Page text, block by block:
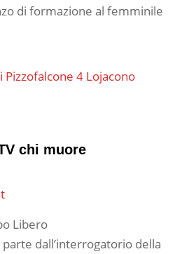
di formazione al femminile
Pizzofalcone 4 Lojacono
chi muore
Libero
dall’interrogatorio della